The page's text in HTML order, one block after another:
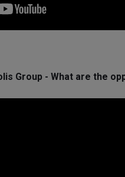
Group - What are the